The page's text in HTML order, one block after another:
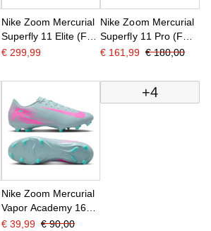
Nike Zoom Mercurial
Superfly 11 Elite (FG)
Gras
Felroze Wit Zwart
€ 299,99
Nike Zoom Mercurial
Superfly 11 Pro (FG)
Gras
Felroze Wit Zwart
€ 161,99 € 180,00
Nike Zoom Mercurial
Vapor Academy 16
Gras / Kunstgras
€ 39,99 € 90,00
+4